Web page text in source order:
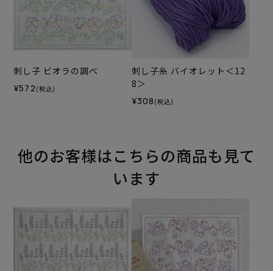
刺し子 ビオラの調べ
¥572 (税込)
刺し子糸 バイオレット＜12
8＞
¥308 (税込)
他のお客様はこちらの商品も見て
います